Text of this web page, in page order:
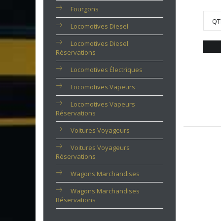
Fourgons
Locomotives Diesel
Locomotives Diesel
Réservations
Locomotives Électriques
Locomotives Vapeurs
Locomotives Vapeurs
Réservations
Voitures Voyageurs
Voitures Voyageurs
Réservations
Wagons Marchandises
Wagons Marchandises
Réservations